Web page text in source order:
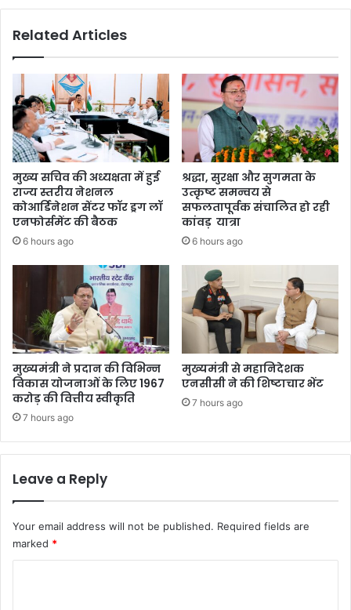
र्चा
1
को
ले
क
र
ख
ह
ड़
जा
Related Articles
मुख्य सचिव की अध्यक्षता में हुई
राज्य स्तरीय नेशनल
कोआर्डिनेशन सेंटर फॉर ड्रग लॉ
एनफोर्समेंट की बैठक
6 hours ago
श्रद्धा, सुरक्षा और सुगमता के
उत्कृष्ट समन्वय से
सफलतापूर्वक संचालित हो रही
कांवड़ यात्रा
6 hours ago
मुख्यमंत्री ने प्रदान की विभिन्न
विकास योजनाओं के लिए 1967
करोड़ की वित्तीय स्वीकृति
7 hours ago
मुख्यमंत्री से महानिदेशक
एनसीसी ने की शिष्टाचार भेंट
7 hours ago
Leave a Reply
Your email address will not be published. Required fields are
marked *